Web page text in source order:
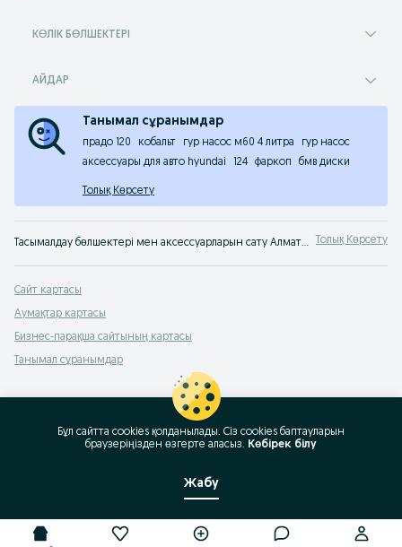
КӨЛІК БӨЛШЕКТЕРІ
АЙДАР
Танымал сұранымдар
прадо 120 кобальт гур насос м60 4 литра
гур насос
аксессуары для авто hyundai
124 фаркоп бмв диски
Толық Көрсету
Тасымалдау бөлшектері мен аксессуарларын сату Алматы ✔️ Жаңа және пайдаланылған автокөлік аксессуарлары мен автокөлік бөлшектерін арзан бағамен сатып алу ★ Ең жақсы ұсыныстар сізді OLX-те күтеді! Толық Көрсету
Сайт картасы
Аумақтар картасы
Бизнес-парақша сайтының картасы
Танымал сұранымдар
Бұл сайтта cookies қолданылады. Сіз cookies баптауларын
браузеріңізден өзгерте аласыз. Көбірек білу
Жабу